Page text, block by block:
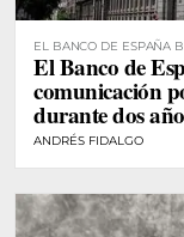
EL BANCO DE ESPAÑA
COMUNICACIÓN
El Banco de
comunicación
durante dos
ANDRÉS FIDALGO